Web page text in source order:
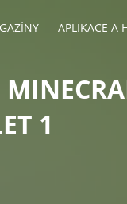
APLIKACE A
1